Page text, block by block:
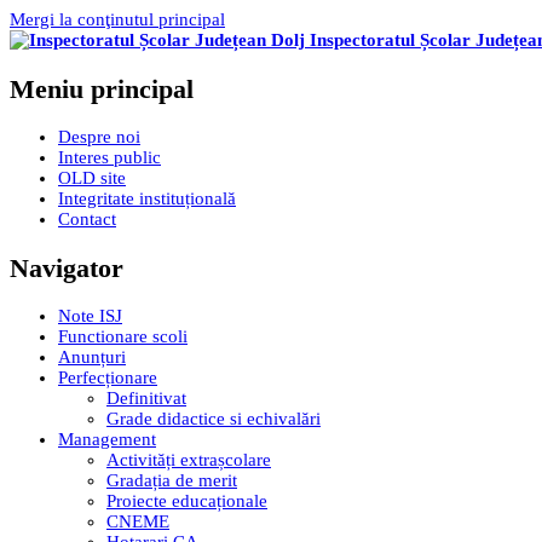
Mergi la conţinutul principal
Inspectoratul Școlar
Meniu principal
Despre noi
Interes public
OLD site
Integritate instituțională
Contact
Navigator
Note ISJ
Functionare scoli
Anunțuri
Perfecționare
Definitivat
Grade didactice si echivalări
Management
Activități extrașcolare
Gradația de merit
Proiecte educaționale
CNEME